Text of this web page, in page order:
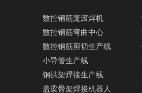
数控钢筋笼滚焊机
数控钢筋弯曲中心
数控钢筋剪切生产线
小导管生产线
钢拱架焊接生产线
盖梁骨架焊接机器人